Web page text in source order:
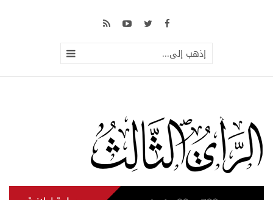
إذهب إلى...